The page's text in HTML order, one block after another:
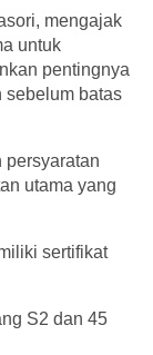
mengajak
untuk
pentingnya
sebelum batas
persyaratan
utama yang
sertifikat
S2 dan 45